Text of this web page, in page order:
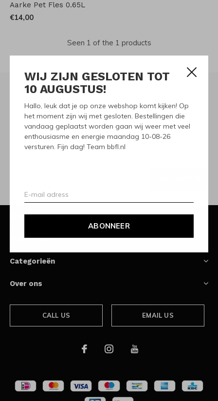
WIJ ZIJN GESLOTEN TOT
10 AUGUSTUS!
Hallo, leuk dat je op onze webshop komt kijken! Op
het moment zijn wij met gesloten. Bestellingen die
vandaag geplaatst worden gaan wij weer met veel
enthousiasme en energie maandag 10-08-26
versturen. Fijn dag! Team bbfl.nl
ABONNEER
Aarke Pet Fles 0.65L
€14,00
Seen 1 of the 1 products
Meld je aan voor onze
nieuwsbrief
Ontvang de nieuwste aanbiedingen en promoties
Klantenservice
Mijn account
Categorieën
Over ons
CALL US EMAIL US